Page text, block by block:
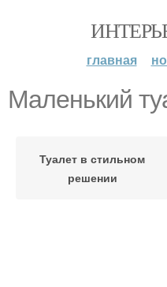
главная
Маленький
Туалет в стильном
решении